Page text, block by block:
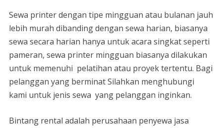
Sewa printer dengan tipe mingguan atau bulanan jauh
lebih murah dibanding dengan sewa harian, biasanya
sewa secara harian hanya untuk acara singkat seperti
pameran, sewa printer mingguan biasanya dilakukan
untuk memenuhi pelatihan atau proyek tertentu. Bagi
pelanggan yang berminat Silahkan menghubungi
kami untuk jenis sewa yang pelanggan inginkan.
Bintang rental adalah perusahaan penyewa jasa